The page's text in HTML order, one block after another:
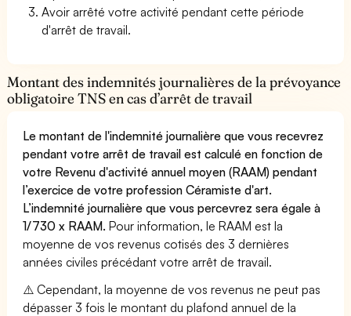
Avoir arrêté votre activité pendant cette période
d'arrêt de travail.
Montant des indemnités journalières de la prévoyance
obligatoire TNS en cas d’arrêt de travail
Le montant de l'indemnité journalière que vous recevrez
pendant votre arrêt de travail est calculé en fonction de
votre Revenu d'activité annuel moyen (RAAM) pendant
l’exercice de votre profession Céramiste d'art.
L’indemnité journalière que vous percevrez sera égale à
1/730 x RAAM. Pour information, le RAAM est la
moyenne de vos revenus cotisés des 3 dernières
années civiles précédant votre arrêt de travail.
⚠️ Cependant, la moyenne de vos revenus ne peut pas
dépasser 3 fois le montant du plafond annuel de la